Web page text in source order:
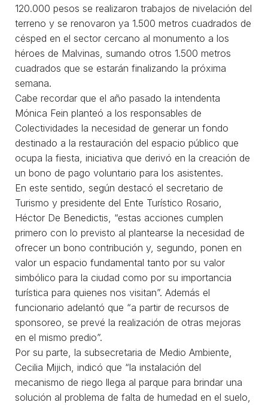
120.000 pesos se realizaron trabajos de nivelación del
terreno y se renovaron ya 1.500 metros cuadrados de
césped en el sector cercano al monumento a los
héroes de Malvinas, sumando otros 1.500 metros
cuadrados que se estarán finalizando la próxima
semana.
Cabe recordar que el año pasado la intendenta
Mónica Fein planteó a los responsables de
Colectividades la necesidad de generar un fondo
destinado a la restauración del espacio público que
ocupa la fiesta, iniciativa que derivó en la creación de
un bono de pago voluntario para los asistentes.
En este sentido, según destacó el secretario de
Turismo y presidente del Ente Turístico Rosario,
Héctor De Benedictis, “estas acciones cumplen
primero con lo previsto al plantearse la necesidad de
ofrecer un bono contribución y, segundo, ponen en
valor un espacio fundamental tanto por su valor
simbólico para la ciudad como por su importancia
turística para quienes nos visitan”. Además el
funcionario adelantó que “a partir de recursos de
sponsoreo, se prevé la realización de otras mejoras
en el mismo predio”.
Por su parte, la subsecretaria de Medio Ambiente,
Cecilia Mijich, indicó que “la instalación del
mecanismo de riego llega al parque para brindar una
solución al problema de falta de humedad en el suelo,